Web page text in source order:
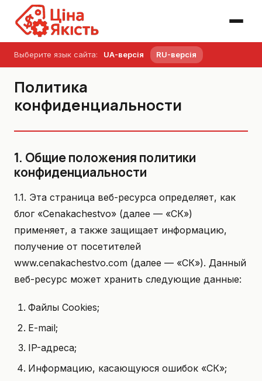
Выберите язык сайта: UA-версія RU-версія
Политика
конфиденциальности
1. Общие положения политики
конфиденциальности
1.1. Эта страница веб-ресурса определяет, как
блог «Сenakachestvo» (далее — «СК»)
применяет, а также защищает информацию,
получение от посетителей
www.cenakachestvo.com (далее — «СК»). Данный
веб-ресурс может хранить следующие данные:
Файлы Cookies;
Е-mail;
IP-адреса;
Информацию, касающуюся ошибок «СК»;